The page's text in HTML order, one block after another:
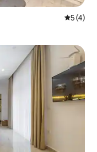
औसत रेटिंग
5 (4)